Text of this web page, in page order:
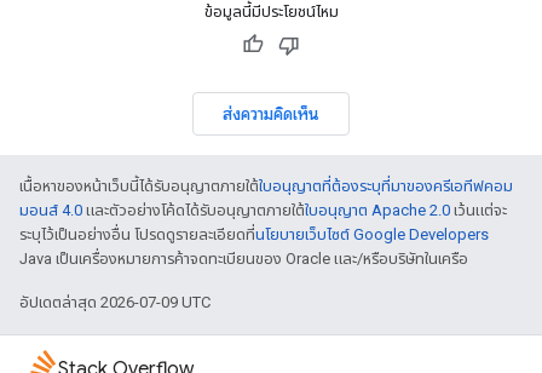
ข้อมูลนี้มีประโยชน์ไหม
ส่งความคิดเห็น
เนื้อหาของหน้าเว็บนี้ได้รับอนุญาตภายใต้ใบอนุญาตที่ต้องระบุที่มาของครีเอทีฟคอม
มอนส์ 4.0 และตัวอย่างโค้ดได้รับอนุญาตภายใต้ใบอนุญาต Apache 2.0 เว้นแต่จะ
ระบุไว้เป็นอย่างอื่น โปรดดูรายละเอียดที่นโยบายเว็บไซต์ Google Developers
Java เป็นเครื่องหมายการค้าจดทะเบียนของ Oracle และ/หรือบริษัทในเครือ
อัปเดตล่าสุด 2026-07-09 UTC